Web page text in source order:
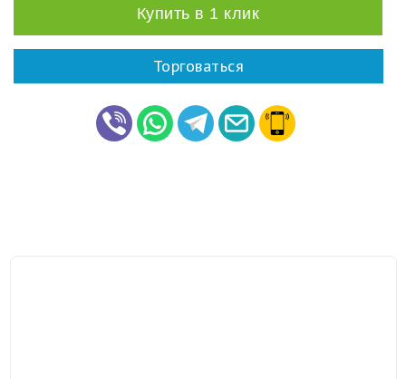
Купить в 1 клик
Торговаться